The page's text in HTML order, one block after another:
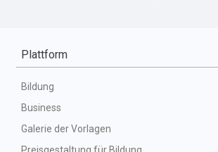
Plattform
Bildung
Business
Galerie der Vorlagen